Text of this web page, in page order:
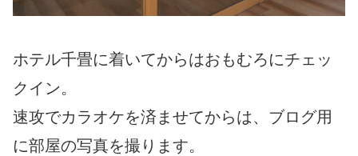
ホテル千畳に着いてからはおもむろにチェッ
クイン。
速攻でカラオケを済ませてからは、ブログ用
に部屋の写真を撮ります。